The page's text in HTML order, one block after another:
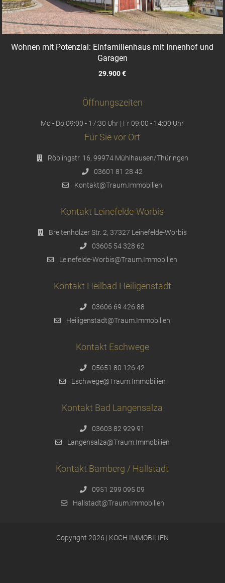
Wohnen mit Potenzial: Einfamilienhaus mit Innenhof und
Garagen
29.900 €
Öffnungszeiten
Mo - Do 09:00 - 17:30 Uhr | Fr 09:00 - 14:00 Uhr
Für Sie vor Ort
Röblingstr. 16, 99974 Mühlhausen/Thüringen
03601 81 28 42
Kontakt@Traum.Immobilien
Kontakt Leinefelde-Worbis
Breitenhölzer Str. 2, 37327 Leinefelde-Worbis
03605 54 328 62
Leinefelde-Worbis@Traum.Immobilien
Kontakt Heilbad Heiligenstadt
03606 69 426 88
Heiligenstadt@Traum.Immobilien
Kontakt Eschwege
05651 80 126 42
Eschwege@Traum.Immobilien
Kontakt Bad Langensalza
03603 82 929 91
Langensalza@Traum.Immobilien
Kontakt Bamberg / Hallstadt
0951 299 095 09
Hallstadt@Traum.Immobilien
Copyright 2026 | KOCH IMMOBILIEN